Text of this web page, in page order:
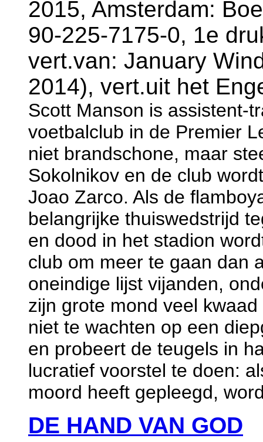
2015, Amsterdam:
90-225-7175-0, 1e
vert.van: January
2014), vert.uit het
Scott Manson is assistent-
voetbalclub in de Premier
niet brandschone, maar
Sokolnikov en de club
Joao Zarco. Als de
belangrijke thuiswedstrijd
en dood in het stadion
club om meer te gaan dan
oneindige lijst vijanden,
zijn grote mond veel
niet te wachten op een
en probeert de teugels in
lucratief voorstel te doen:
moord heeft gepleegd,
DE HAND VAN GOD